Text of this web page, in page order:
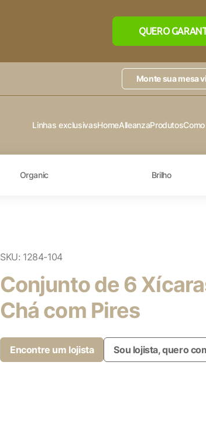
QUERO
Monte sua mesa
Linhas exclusivasHomeAlleanzaProdutos
Organic Brilho
SKU: 1284-104
Conjunto de 6
Chá com Pires
Encontre um lojista Sou lojista, quero